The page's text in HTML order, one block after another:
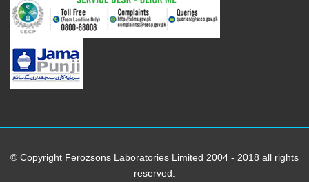
© Copyright Ferozsons Laboratories Limited 2004 - 2018 all rights
reserved.